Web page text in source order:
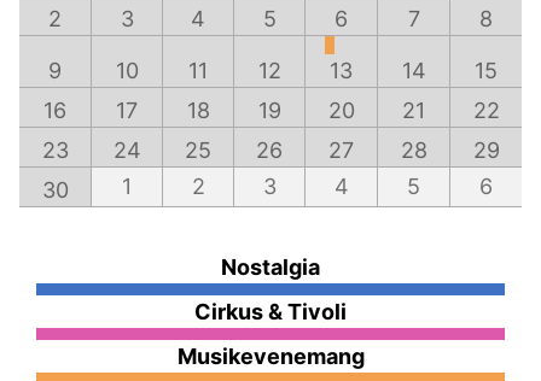
2
3 4 5 6 7 8
9 10 11 12 13 14
15
16
17 18 19 20 21
22
23
24 25 26 27 28
29
30
1 2 3 4 5 6
Nostalgia
Cirkus & Tivoli
Musikevenemang